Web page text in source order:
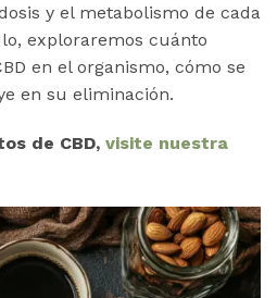
y el metabolismo de cada
exploraremos cuánto
en el organismo, cómo se
en su eliminación.
de CBD, visite nuestra